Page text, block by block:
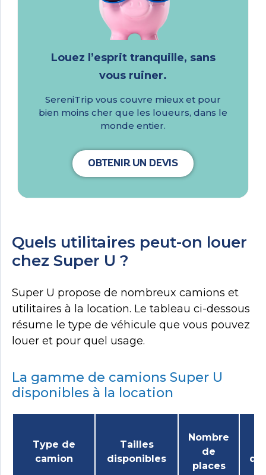
Louez l’esprit tranquille, sans
vous ruiner.
SereniTrip vous couvre mieux et pour
bien moins cher que les loueurs, dans le
monde entier.
OBTENIR UN DEVIS
Quels utilitaires peut-on louer
chez Super U ?
Super U propose de nombreux camions et
utilitaires à la location. Le tableau ci-dessous
résume le type de véhicule que vous pouvez
louer et pour quel usage.
La gamme de camions Super U
disponibles à la location
Type de
camion
Tailles
disponibles
Nombre
de
places